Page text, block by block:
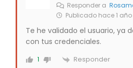
Responder a
Publicado hace 1 año
Te he validado el usuario, ya
con tus credenciales.
1 Responder